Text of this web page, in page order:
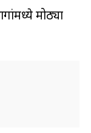
मोठ्या